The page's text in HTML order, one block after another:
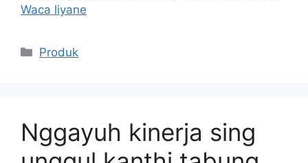
Waca liyane
Kategori
Produk
Nggayuh kinerja sing